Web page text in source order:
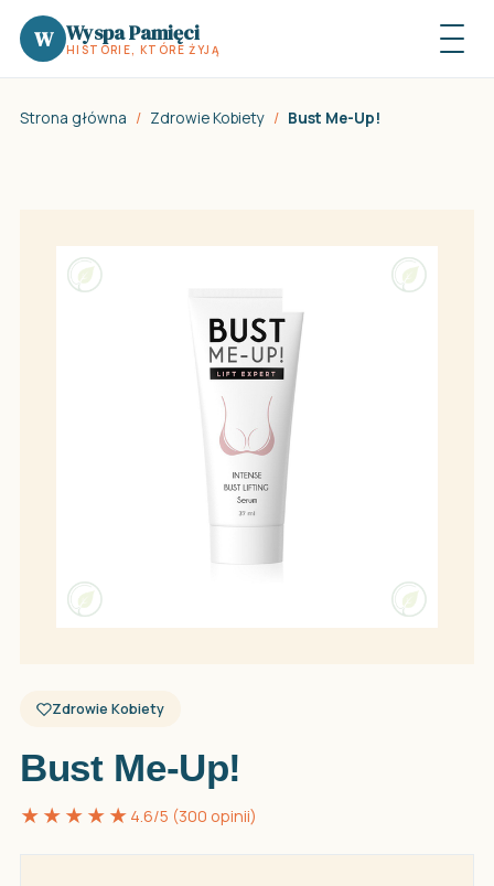
W Wyspa Pamięci
HISTORIE, KTÓRE ŻYJĄ
Strona główna / Zdrowie Kobiety / Bust Me-Up!
Zdrowie Kobiety
Bust Me-Up!
★★★★★ 4.6/5 (300 opinii)